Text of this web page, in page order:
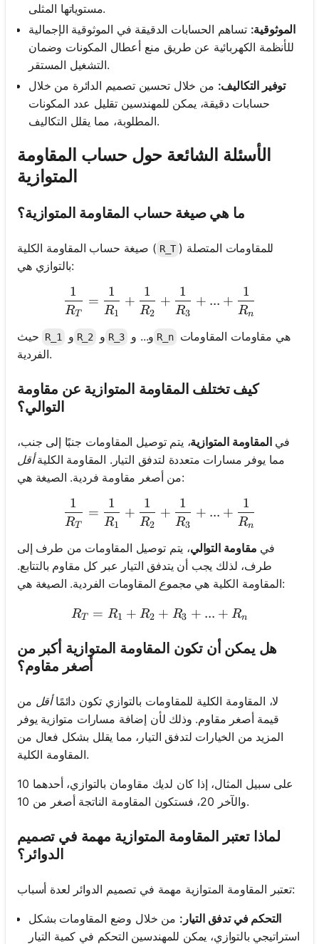
مستوياتها المثلى.
الموثوقية: تساهم الحسابات الدقيقة في الموثوقية الإجمالية
للأنظمة الكهربائية عن طريق منع أعطال المكونات وضمان
التشغيل المستقر.
توفير التكاليف: من خلال تحسين تصميم الدائرة من خلال
حسابات دقيقة، يمكن للمهندسين تقليل عدد المكونات
المطلوبة، مما يقلل التكاليف.
الأسئلة الشائعة حول حساب المقاومة
المتوازية
ما هي صيغة حساب المقاومة المتوازية؟
صيغة حساب المقاومة الكلية ( R_T ) للمقاومات المتصلة
بالتوازي هي:
\frac{1}{R_T} =
RT
1
=
R1
1
+
R2
1
+
R3
1
+ ... +
Rn
1
R_1 و R_2 و R_3 و... و R_n
الفردية.
كيف تختلف المقاومة المتوازية عن مقاومة
التوالي؟
فيالمقاومة المتوازية، يتم توصيل المقاومات جنبًا إلى جنب،
مما يوفر مسارات متعددة لتدفق التيار. المقاومة الكليةأقل
من أصغر مقاومة فردية. الصيغة هي:
\frac{1}{R_T} =
RT
1
=
R1
1
+
R2
1
+
R3
1
+ ... +
Rn
1
في مقاومة التوالي، يتم توصيل المقاومات من طرف إلى
طرف، لذلك يجب أن يتدفق التيار عبر كل مقاوم بالتتابع.
المقاومة الكلية هي مجموع المقاومات الفردية. الصيغة هي:
R_T = R_1 + R_2 + R_3
RT = R1 + R2 + R3 + ... + Rn
هل يمكن أن تكون المقاومة المتوازية أكبر من
أصغر مقاوم؟
لا، المقاومة الكلية للمقاومات بالتوازي تكون دائمًاأقل من
قيمة أصغر مقاوم. وذلك لأن إضافة مسارات متوازية يوفر
المزيد من الخيارات لتدفق التيار، مما يقلل بشكل فعال من
المقاومة الكلية.
على سبيل المثال، إذا كان لديك مقاومان بالتوازي، أحدهما 10
والآخر 20، فستكون المقاومة الناتجة أصغر من 10.
لماذا تعتبر المقاومة المتوازية مهمة في تصميم
الدوائر؟
تعتبر المقاومة المتوازية مهمة في تصميم الدوائر لعدة أسباب:
التحكم في تدفق التيار: من خلال وضع المقاومات بشكل
استراتيجي بالتوازي، يمكن للمهندسين التحكم في كمية التيار